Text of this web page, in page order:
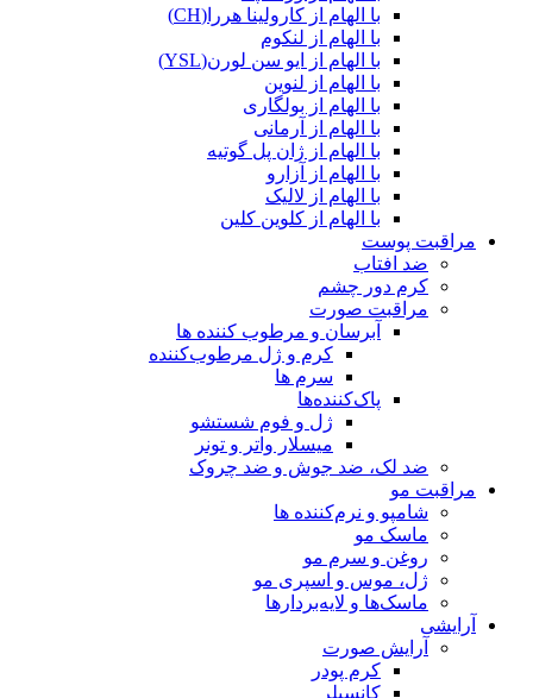
با الهام از کارولینا هررا(CH)
با الهام از لنکوم
با الهام از ایو سن لورن(YSL)
با الهام از لنوین
با الهام از بولگاری
با الهام از آرمانی
با الهام از ژان پل گوتیه
با الهام از آزارو
با الهام از لالیک
با الهام از کلوین کلین
مراقبت پوست
ضد افتاب
کرم دور چشم
مراقبت صورت
آبرسان و مرطوب کننده ها
کرم و ژل مرطوب‌کننده
سرم ها
پاک‌کننده‌ها
ژل و فوم شستشو
میسلار واتر و تونر
ضد لک، ضد جوش و ضد چروک
مراقبت مو
شامپو و نرم‌کننده ها
ماسک مو
روغن و سرم مو
ژل، موس و اسپری مو
ماسک‌ها و لایه‌بردارها
آرایشی
آرایش صورت
کرم پودر
کانسیلر